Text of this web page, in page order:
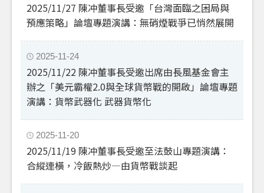
2025/11/27 陳冲董事長受邀「台灣面臨之困局與
預應策略」論壇專題演講：無硝煙戰爭已悄然展開
2025-11-24
2025/11/22 陳冲董事長受邀出席由長風基金會主
辦之「美元霸權2.0與全球貨幣戰的開啟」論壇專題
演講：貨幣武器化 武器貨幣化
2025-11-20
2025/11/19 陳冲董事長受邀至法鼓山專題演講：
合縱連橫，冷飯熱炒—由貨幣戰談起